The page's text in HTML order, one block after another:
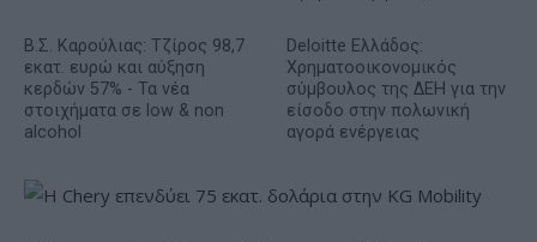
Β.Σ. Καρούλιας: Τζίρος 98,7
εκατ. ευρώ και αύξηση
κερδών 57% - Τα νέα
στοιχήματα σε low & non
alcohol
Deloitte Ελλάδος:
Χρηματοοικονομικός
σύμβουλος της ΔΕΗ για την
είσοδο στην πολωνική
αγορά ενέργειας